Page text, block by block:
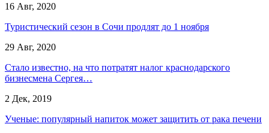
16 Авг, 2020
Туристический сезон в Сочи продлят до 1 ноября
29 Авг, 2020
Стало известно, на что потратят налог краснодарского
бизнесмена Сергея…
2 Дек, 2019
Ученые: популярный напиток может защитить от рака печени